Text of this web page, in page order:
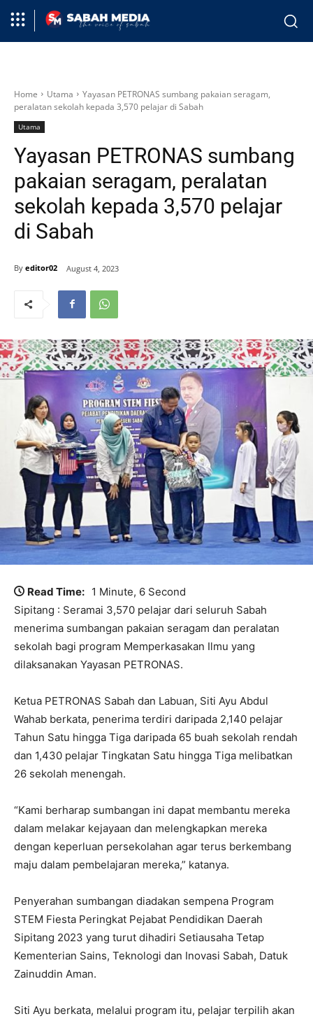
Home Utama
Yayasan PETRONAS sumbang pakaian seragam,
peralatan sekolah kepada 3,570 pelajar di Sabah
Utama
Yayasan PETRONAS sumbang
pakaian seragam, peralatan
sekolah kepada 3,570 pelajar
di Sabah
By editor02 August 4, 2023
Read Time: 1 Minute, 6 Second
Sipitang : Seramai 3,570 pelajar dari seluruh Sabah
menerima sumbangan pakaian seragam dan peralatan
sekolah bagi program Memperkasakan Ilmu yang
dilaksanakan Yayasan PETRONAS.
Ketua PETRONAS Sabah dan Labuan, Siti Ayu Abdul
Wahab berkata, penerima terdiri daripada 2,140 pelajar
Tahun Satu hingga Tiga daripada 65 buah sekolah rendah
dan 1,430 pelajar Tingkatan Satu hingga Tiga melibatkan
26 sekolah menengah.
“Kami berharap sumbangan ini dapat membantu mereka
dalam melakar kejayaan dan melengkapkan mereka
dengan keperluan persekolahan agar terus berkembang
maju dalam pembelajaran mereka,” katanya.
Penyerahan sumbangan diadakan sempena Program
STEM Fiesta Peringkat Pejabat Pendidikan Daerah
Sipitang 2023 yang turut dihadiri Setiausaha Tetap
Kementerian Sains, Teknologi dan Inovasi Sabah, Datuk
Zainuddin Aman.
Siti Ayu berkata, melalui program itu, pelajar terpilih akan